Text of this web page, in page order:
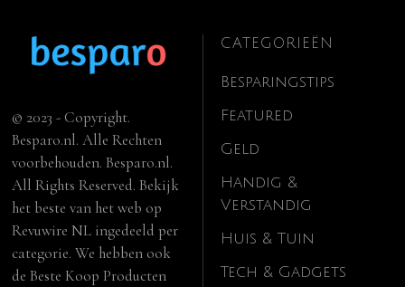
© 2023 - Copyright.
Besparo.nl. Alle Rechten
voorbehouden. Besparo.nl.
All Rights Reserved. Bekijk
het beste van het web op
Revuwire NL ingedeeld per
categorie. We hebben ook
deBeste Koop Producten
CATEGORIEËN
Besparingstips
Featured
Geld
Handig &
Verstandig
Huis & Tuin
Tech & Gadgets